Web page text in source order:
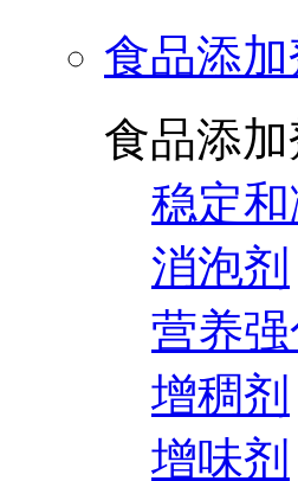
食品添加
食品添加
稳定和
消泡剂
营养强
增稠剂
增味剂